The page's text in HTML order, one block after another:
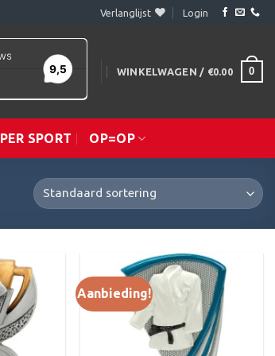
Verlanglijst Login
WINKELWAGEN / €0.00 0
PER SPORT OP=OP
Toevoegen
aan
verlanglijst
Aanbieding!
Toevoegen
aan
verlanglijst